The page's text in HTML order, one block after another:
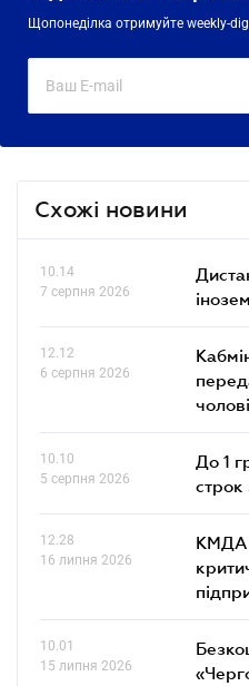
Щопонеділка отримуйте weekly-
Схожі новини
10.14
7 серпня 2026
12.12
6 серпня 2026
10.10
5 серпня 2026
До 1
строк
12.28
16 липня 2026
КМДА
10.01
15 липня 2026